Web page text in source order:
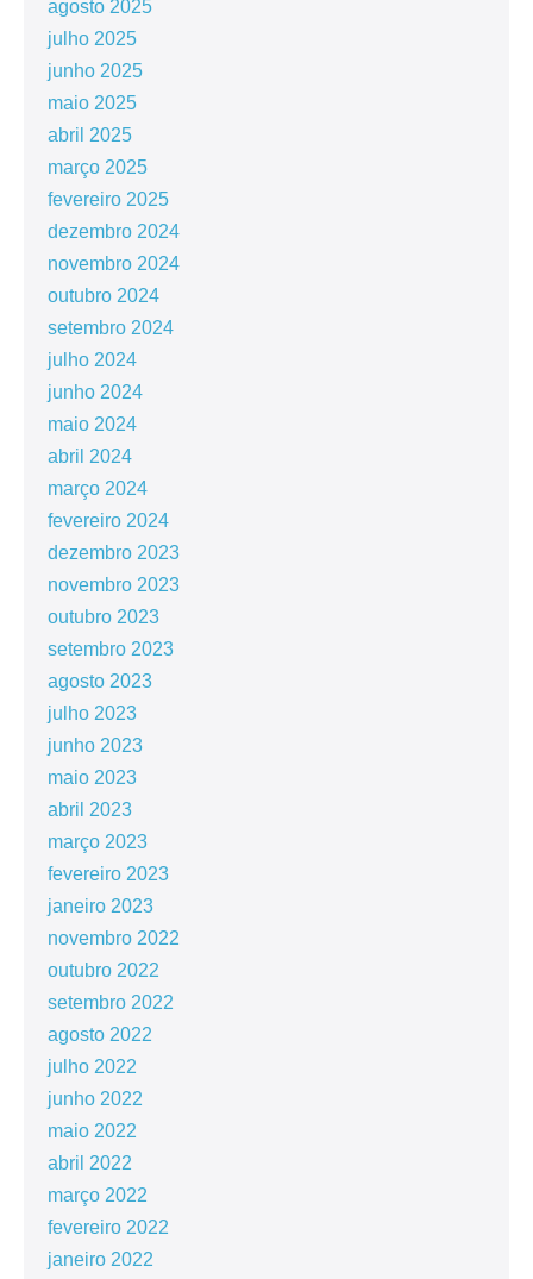
agosto 2025
julho 2025
junho 2025
maio 2025
abril 2025
março 2025
fevereiro 2025
dezembro 2024
novembro 2024
outubro 2024
setembro 2024
julho 2024
junho 2024
maio 2024
abril 2024
março 2024
fevereiro 2024
dezembro 2023
novembro 2023
outubro 2023
setembro 2023
agosto 2023
julho 2023
junho 2023
maio 2023
abril 2023
março 2023
fevereiro 2023
janeiro 2023
novembro 2022
outubro 2022
setembro 2022
agosto 2022
julho 2022
junho 2022
maio 2022
abril 2022
março 2022
fevereiro 2022
janeiro 2022